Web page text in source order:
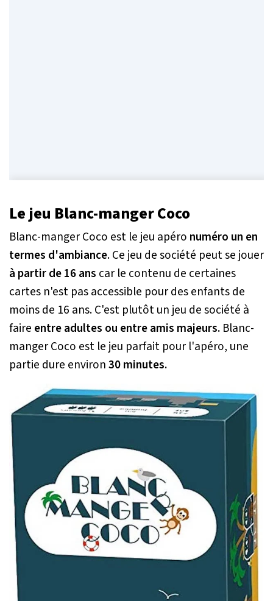
Le jeu Blanc-manger Coco
Blanc-manger Coco est le jeu apéro numéro un en
termes d'ambiance. Ce jeu de société peut se jouer
à partir de 16 ans car le contenu de certaines
cartes n'est pas accessible pour des enfants de
moins de 16 ans. C'est plutôt un jeu de société à
faire entre adultes ou entre amis majeurs. Blanc-
manger Coco est le jeu parfait pour l'apéro, une
partie dure environ30 minutes.